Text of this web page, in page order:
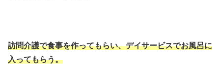
訪問介護で食事を作ってもらい、デイサービスでお風呂に
入ってもらう。